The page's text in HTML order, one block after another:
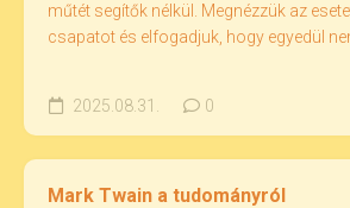
műtét segítők nélkül. Megnézzük az
csapatot és elfogadjuk, hogy egyedül
2025.08.31. 0
Mark Twain a tudományról